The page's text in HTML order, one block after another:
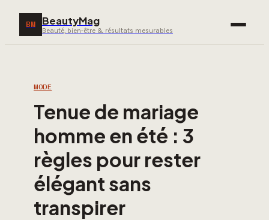
BM BeautyMag
Beauté, bien-être & résultats mesurables
MODE
Tenue de mariage
homme en été : 3
règles pour rester
élégant sans
transpirer